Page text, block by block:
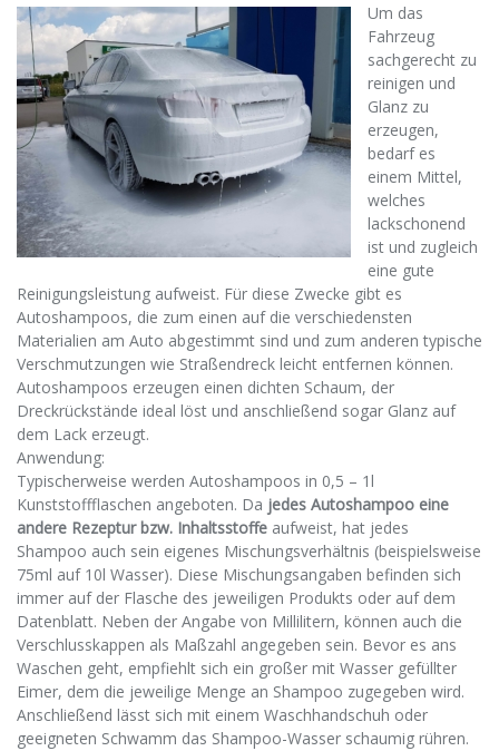
Um das
Fahrzeug
sachgerecht zu
reinigen und
Glanz zu
erzeugen,
bedarf es
einem Mittel,
welches
lackschonend
ist und zugleich
eine gute
Reinigungsleistung aufweist. Für diese Zwecke gibt es
Autoshampoos, die zum einen auf die verschiedensten
Materialien am Auto abgestimmt sind und zum anderen typische
Verschmutzungen wie Straßendreck leicht entfernen können.
Autoshampoos erzeugen einen dichten Schaum, der
Dreckrückstände ideal löst und anschließend sogar Glanz auf
dem Lack erzeugt.
Anwendung:
Typischerweise werden Autoshampoos in 0,5 – 1l
Kunststoffflaschen angeboten. Da jedes Autoshampoo eine
andere Rezeptur bzw. Inhaltsstoffe aufweist, hat jedes
Shampoo auch sein eigenes Mischungsverhältnis (beispielsweise
75ml auf 10l Wasser). Diese Mischungsangaben befinden sich
immer auf der Flasche des jeweiligen Produkts oder auf dem
Datenblatt. Neben der Angabe von Millilitern, können auch die
Verschlusskappen als Maßzahl angegeben sein. Bevor es ans
Waschen geht, empfiehlt sich ein großer mit Wasser gefüllter
Eimer, dem die jeweilige Menge an Shampoo zugegeben wird.
Anschließend lässt sich mit einem Waschhandschuh oder
geeigneten Schwamm das Shampoo-Wasser schaumig rühren.